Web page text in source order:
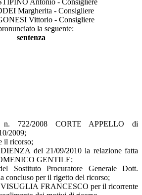
Margherita - Consigliere
Vittorio - Consigliere
la seguente:
sentenza
n. 722/2008 CORTE APPELLO di
2009;
il ricorso;
del 21/09/2010 la relazione fatta
GENTILE;
Sostituto Procuratore Generale Dott.
concluso per il rigetto del ricorso;
FRANCESCO per il ricorrente